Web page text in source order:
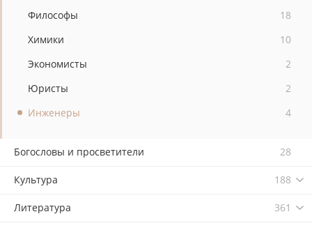
Философы
18
Химики
10
Экономисты
2
Юристы
2
Инженеры
4
Богословы и просветители 28
Культура 188
Литература 361